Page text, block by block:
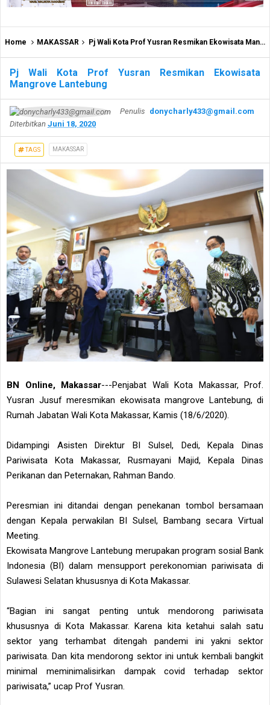
Home MAKASSAR Pj Wali Kota Prof Yusran Resmikan Ekowisata Mangrove Lantebung
Pj Wali Kota Prof Yusran Resmikan Ekowisata
Mangrove Lantebung
Penulis donycharly433@gmail.com
Diterbitkan Juni 18, 2020
TAGS MAKASSAR
BN Online, Makassar---Penjabat Wali Kota Makassar, Prof.
Yusran Jusuf meresmikan ekowisata mangrove Lantebung, di
Rumah Jabatan Wali Kota Makassar, Kamis (18/6/2020).
Didampingi Asisten Direktur BI Sulsel, Dedi, Kepala Dinas
Pariwisata Kota Makassar, Rusmayani Majid, Kepala Dinas
Perikanan dan Peternakan, Rahman Bando.
Peresmian ini ditandai dengan penekanan tombol bersamaan
dengan Kepala perwakilan BI Sulsel, Bambang secara Virtual
Meeting.
Ekowisata Mangrove Lantebung merupakan program sosial Bank
Indonesia (BI) dalam mensupport perekonomian pariwisata di
Sulawesi Selatan khususnya di Kota Makassar.
“Bagian ini sangat penting untuk mendorong pariwisata
khususnya di Kota Makassar. Karena kita ketahui salah satu
sektor yang terhambat ditengah pandemi ini yakni sektor
pariwisata. Dan kita mendorong sektor ini untuk kembali bangkit
minimal meminimalisirkan dampak covid terhadap sektor
pariwisata,” ucap Prof Yusran.